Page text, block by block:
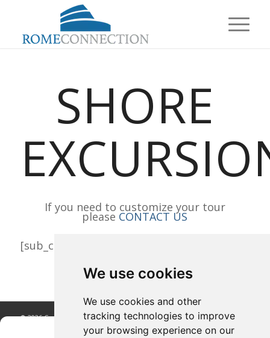
We use cookies
We use cookies and other
tracking technologies to improve
your browsing experience on our
Gestisci Consenso
SHORE
If you need to customize your tour
please CONTACT US
[sub_categories_tour]
© 2026 Copyright RomaConnection | Sito Web realizzato da
Dimensioni Creative Agenzia Grafica & Web